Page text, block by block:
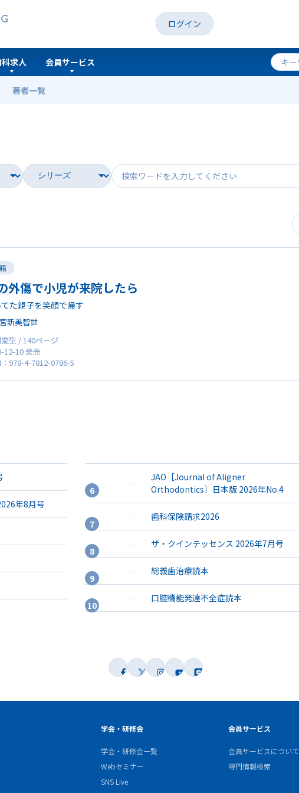
ログイン
著者一覧
求人 会員サービス
外傷で小児が来院したら
た親子を笑顔で帰す
宮新美智世
型 / 140ページ
12-10 発売
：978-4-7812-0786-5
年8月号
JAO［Journal of Aligner
Orthodontics］日本版 2026年No.4
歯科保険請求2026
ザ・クインテッセンス 2026年7月号
総義歯治療読本
口腔機能発達不全症読本
学会・研修会
学会・研修会一覧
Webセミナー
SNS Live
会員サービス
会員サービスについて
専門情報検索